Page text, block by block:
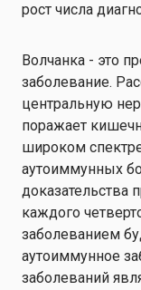
рост числа
Волчанка - это
заболевание.
центральную
поражает
широком
аутоиммунных
доказательства
каждого
заболеванием
аутоиммунное
заболеваний